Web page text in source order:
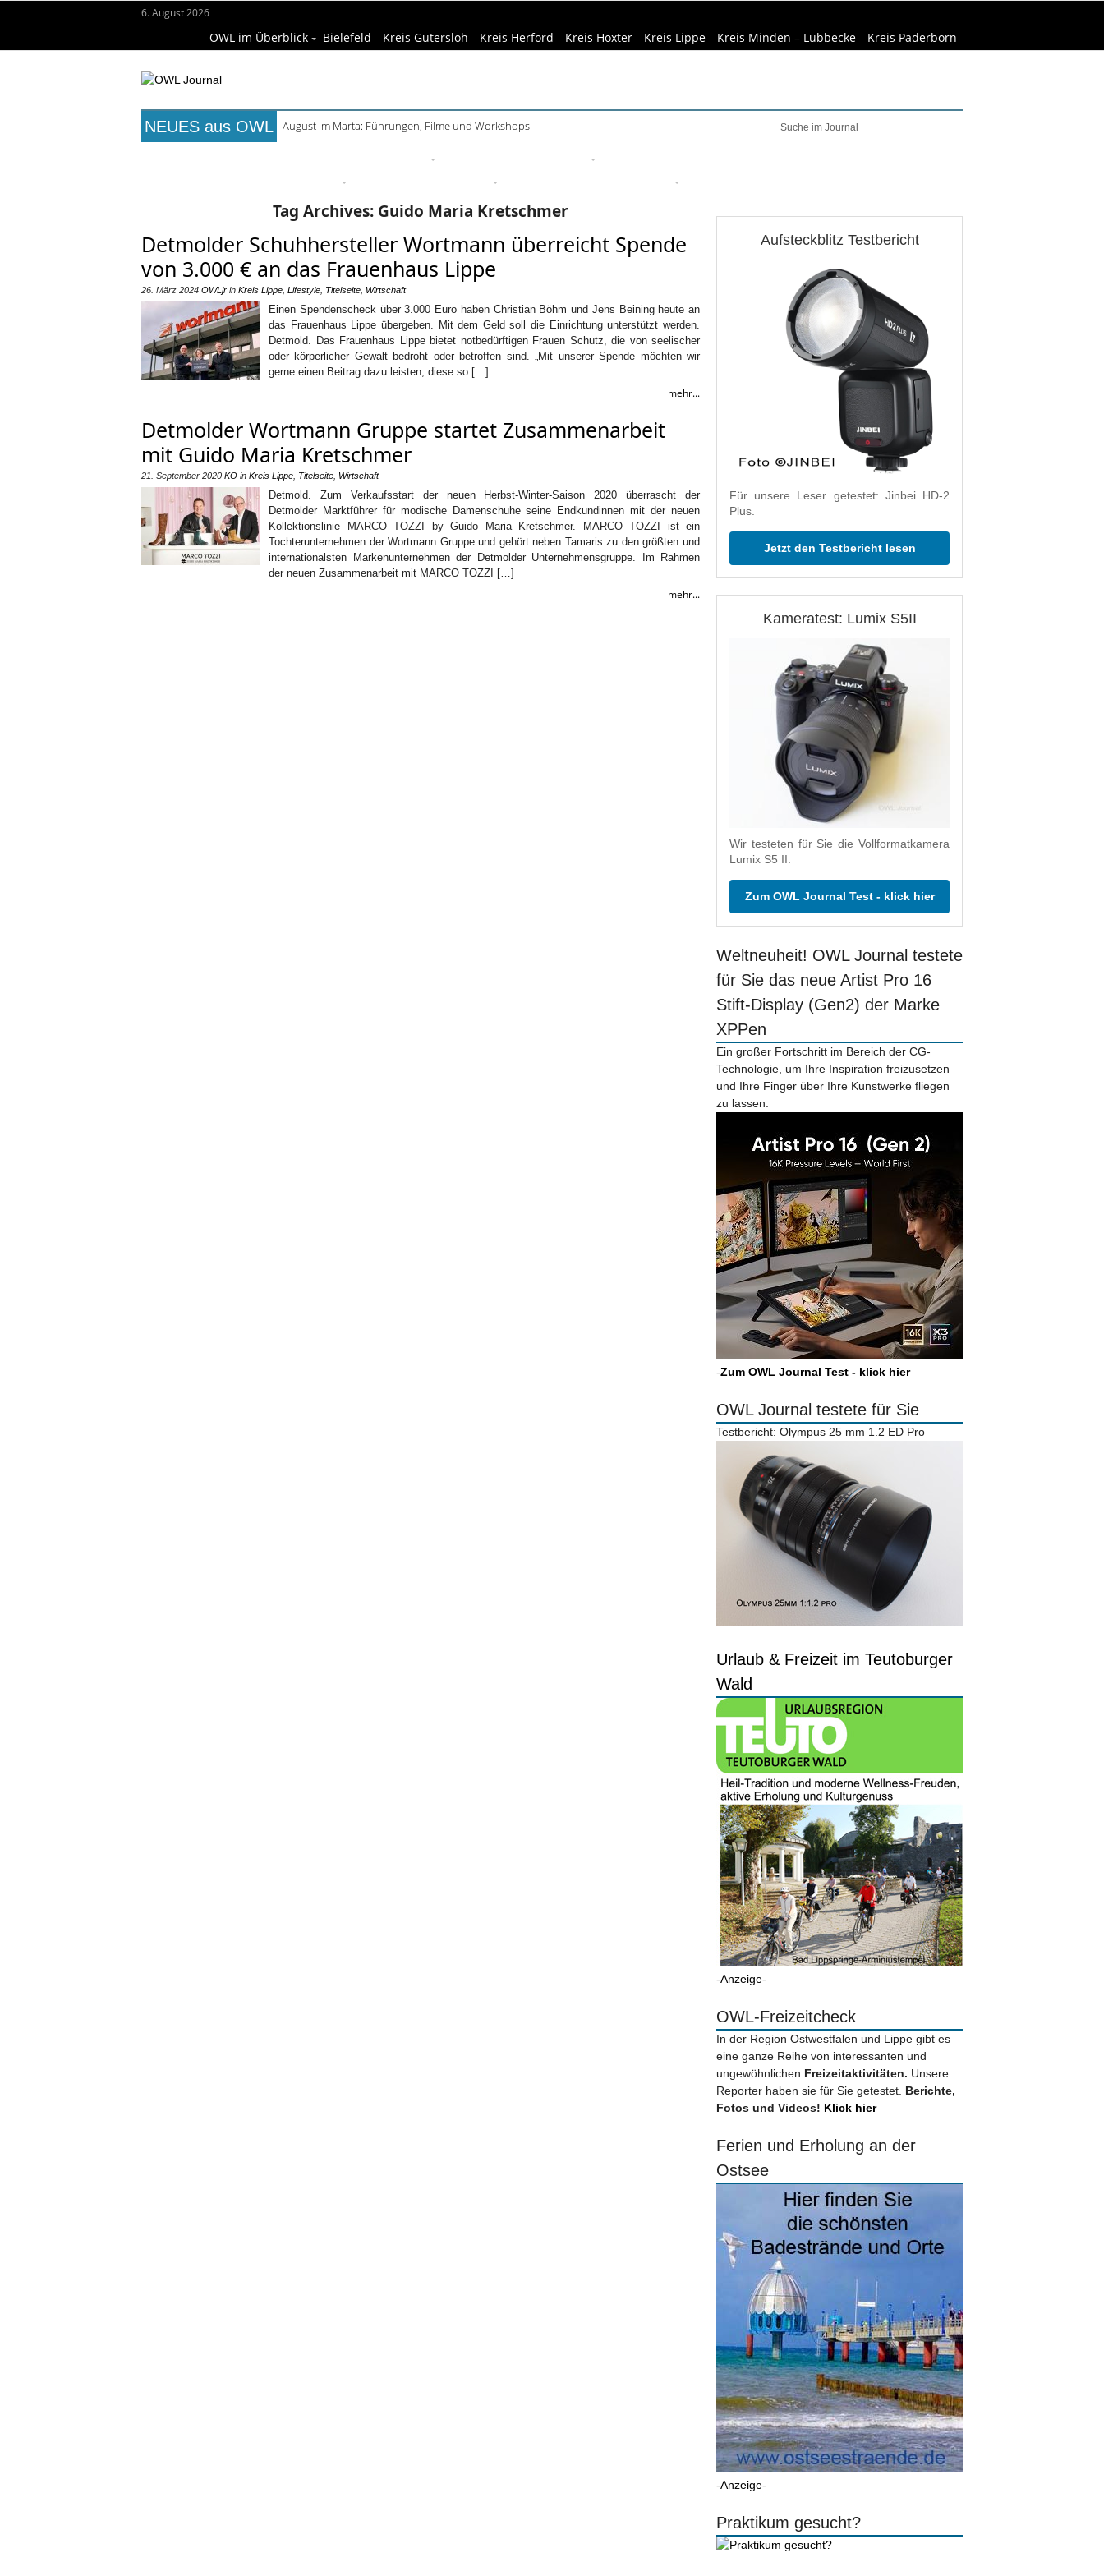
6. August 2026
OWL im Überblick Bielefeld Kreis Gütersloh Kreis Herford Kreis Höxter Kreis Lippe Kreis Minden – Lübbecke Kreis Paderborn
NEUES aus OWL August im Marta: Führungen, Filme und Workshops
Tag Archives: Guido Maria Kretschmer
Detmolder Schuhhersteller Wortmann überreicht Spende
von 3.000 € an das Frauenhaus Lippe
26. März 2024 OWLjr in Kreis Lippe Lifestyle Titelseite Wirtschaft
Einen Spendenscheck über 3.000 Euro haben Christian Böhm und Jens Beining heute an
das Frauenhaus Lippe übergeben. Mit dem Geld soll die Einrichtung unterstützt werden.
Detmold. Das Frauenhaus Lippe bietet notbedürftigen Frauen Schutz, die von seelischer
oder körperlicher Gewalt bedroht oder betroffen sind. „Mit unserer Spende möchten wir
gerne einen Beitrag dazu leisten, diese so […]
mehr...
Detmolder Wortmann Gruppe startet Zusammenarbeit
mit Guido Maria Kretschmer
21. September 2020 KO in Kreis Lippe Titelseite Wirtschaft
Detmold. Zum Verkaufsstart der neuen Herbst-Winter-Saison 2020 überrascht der
Detmolder Marktführer für modische Damenschuhe seine Endkundinnen mit der neuen
Kollektionslinie MARCO TOZZI by Guido Maria Kretschmer. MARCO TOZZI ist ein
Tochterunternehmen der Wortmann Gruppe und gehört neben Tamaris zu den größten und
internationalsten Markenunternehmen der Detmolder Unternehmensgruppe. Im Rahmen
der neuen Zusammenarbeit mit MARCO TOZZI […]
mehr...
Aufsteckblitz Testbericht
Für unsere Leser getestet: Jinbei HD-2
Plus.
Jetzt den Testbericht lesen
Kameratest: Lumix S5II
Wir testeten für Sie die Vollformatkamera
Lumix S5 II.
Zum OWL Journal Test - klick hier
Weltneuheit! OWL Journal testete
für Sie das neue Artist Pro 16
Stift-Display (Gen2) der Marke
XPPen
Ein großer Fortschritt im Bereich der CG-
Technologie, um Ihre Inspiration freizusetzen
und Ihre Finger über Ihre Kunstwerke fliegen
zu lassen.
-Zum OWL Journal Test - klick hier
OWL Journal testete für Sie
Testbericht: Olympus 25 mm 1.2 ED Pro
Urlaub & Freizeit im Teutoburger
Wald
-Anzeige-
OWL-Freizeitcheck
In der Region Ostwestfalen und Lippe gibt es
eine ganze Reihe von interessanten und
ungewöhnlichen Freizeitaktivitäten. Unsere
Reporter haben sie für Sie getestet. Berichte,
Fotos und Videos! Klick hier
Ferien und Erholung an der
Ostsee
-Anzeige-
Praktikum gesucht?